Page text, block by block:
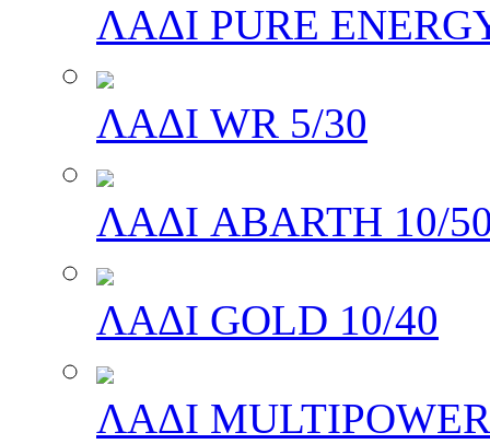
ΛΑΔΙ PURE
ΛΑΔΙ WR 5/30
ΛΑΔΙ ABARTH 10/
ΛΑΔΙ GOLD 10/40
ΛΑΔΙ